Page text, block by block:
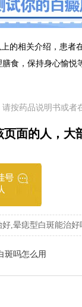
相关介绍，患者
食，保持身心愉
按药品说明书或者
页面的人，大
,晕痣型白斑能治
斑吗怎么用